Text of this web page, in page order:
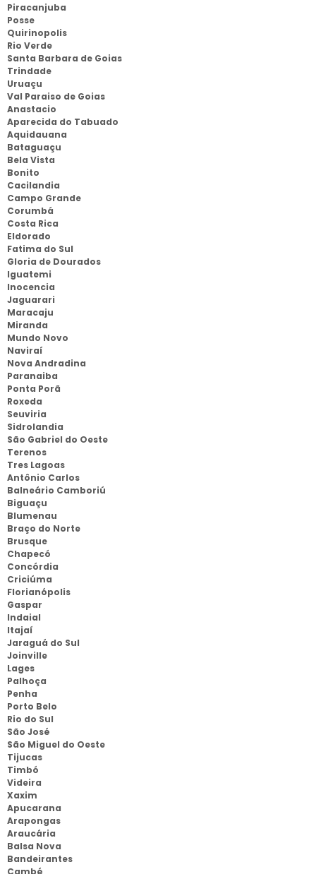
Piracanjuba
Posse
Quirinopolis
Rio Verde
Santa Barbara de Goias
Trindade
Uruaçu
Val Paraiso de Goias
Anastacio
Aparecida do Tabuado
Aquidauana
Bataguaçu
Bela Vista
Bonito
Cacilandia
Campo Grande
Corumbá
Costa Rica
Eldorado
Fatima do Sul
Gloria de Dourados
Iguatemi
Inocencia
Jaguarari
Maracaju
Miranda
Mundo Novo
Naviraí
Nova Andradina
Paranaiba
Ponta Porã
Roxeda
Seuviria
Sidrolandia
São Gabriel do Oeste
Terenos
Tres Lagoas
Antônio Carlos
Balneário Camboriú
Biguaçu
Blumenau
Braço do Norte
Brusque
Chapecó
Concórdia
Criciúma
Florianópolis
Gaspar
Indaial
Itajaí
Jaraguá do Sul
Joinville
Lages
Palhoça
Penha
Porto Belo
Rio do Sul
São José
São Miguel do Oeste
Tijucas
Timbó
Videira
Xaxim
Apucarana
Arapongas
Araucária
Balsa Nova
Bandeirantes
Cambé